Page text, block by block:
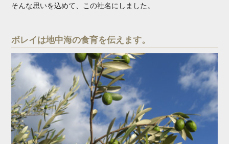
そんな思いを込めて、この社名にしました。
ボレイは地中海の食育を伝えます。